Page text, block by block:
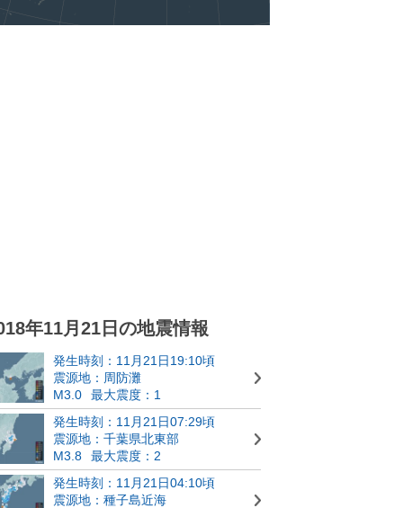
年11月21日の地震情報
発生時刻：11月21日19:10頃
震源地：周防灘
M3.0
最大震度：1
発生時刻：11月21日07:29頃
震源地：千葉県北東部
M3.8
最大震度：2
発生時刻：11月21日04:10頃
震源地：種子島近海